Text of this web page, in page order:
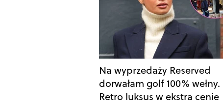
Na wyprzedaży Reserved
dorwałam golf 100% wełny.
Retro luksus w ekstra cenie